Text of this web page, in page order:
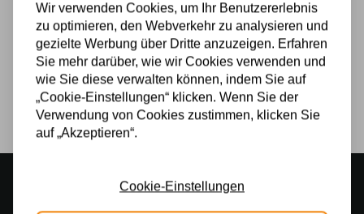
Eine außergewöhnliche dekorative Leuchte, die
Ihrem Interieur garantiert Atmosphäre und
Charakter verleiht.
Stimmungsvoller Showroom
Wir verwenden Cookies, um Ihr Benutzererlebnis
zu optimieren, den Webverkehr zu analysieren und
gezielte Werbung über Dritte anzuzeigen. Erfahren
Sie mehr darüber, wie wir Cookies verwenden und
wie Sie diese verwalten können, indem Sie auf
„Cookie-Einstellungen“ klicken. Wenn Sie der
Verwendung von Cookies zustimmen, klicken Sie
auf „Akzeptieren“.
Cookie-Einstellungen